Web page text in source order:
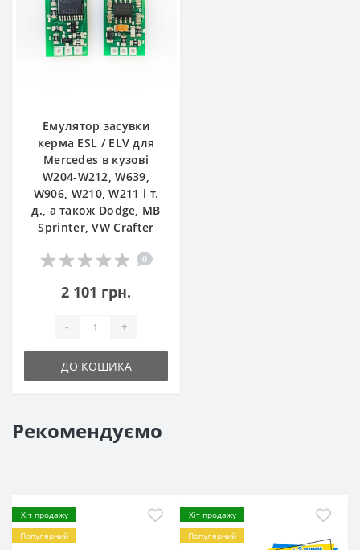
Емулятор засувки
керма ESL / ELV для
Mercedes в кузові
W204-W212, W639,
W906, W210, W211 і т.
д., а також Dodge, MB
Sprinter, VW Crafter
0
2 101 грн.
- +
ДО КОШИКА
Рекомендуємо
Хіт продажу
Популярний
Хіт продажу
Популярний